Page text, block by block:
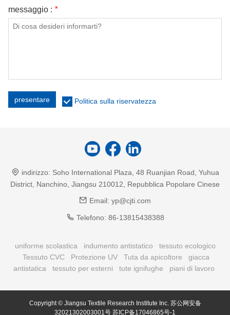
messaggio : *
presentare Politica sulla riservatezza
indirizzo: Soho International Plaza, 48 Ruanjian Road, Yuhua
District, Nanchino, Jiangsu 210012, Repubblica Popolare Cinese
Email: yp@cjti.com
Telefono: 86-13815438388
uniforme scolastica indumento antistatico
tessuto ecologico
Tessuto CVC
Protezione UV Tuta da apicoltore
giacca
antistatica
tessuto per esterni tute ignifughe piani di lavoro
Copyright © Jiangsu Textile Research Institute Inc. 苏公网安备
32021302003001号 苏ICP备17046865号-1